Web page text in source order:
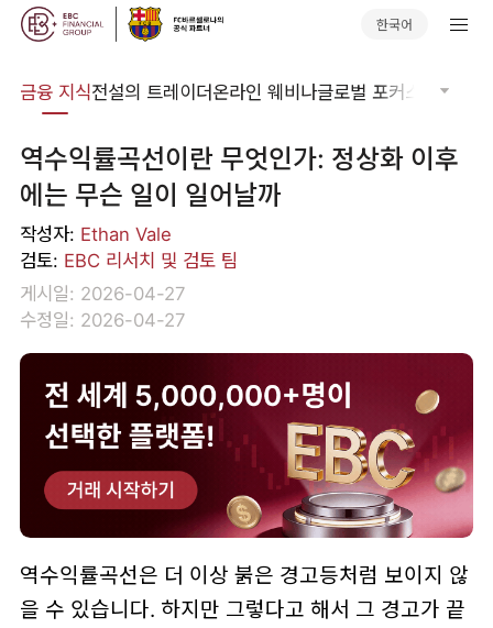
한국어
금융 지식전설의 트레이더온라인 웨비나글로벌 포커스 기술적
역수익률곡선이란 무엇인가: 정상화 이후
에는 무슨 일이 일어날까
작성자: Ethan Vale
검토: EBC 리서치 및 검토 팀
게시일: 2026-04-27
수정일: 2026-04-27
역수익률곡선은 더 이상 붉은 경고등처럼 보이지 않
을 수 있습니다. 하지만 그렇다고 해서 그 경고가 끝